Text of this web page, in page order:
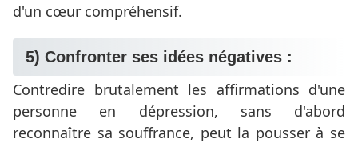
d'un cœur compréhensif.
5) Confronter ses idées négatives :
Contredire brutalement les affirmations d'une
personne en dépression, sans d'abord
reconnaître sa souffrance, peut la pousser à se